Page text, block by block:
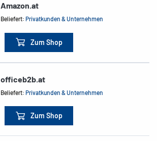
Amazon.at
Beliefert:Privatkunden & Unternehmen
Zum Shop
officeb2b.at
Beliefert:Privatkunden & Unternehmen
Zum Shop